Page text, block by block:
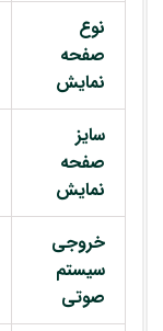
نوع
صفحه
نمایش
سایز
صفحه
نمایش
خروجی
سیستم
صوتی